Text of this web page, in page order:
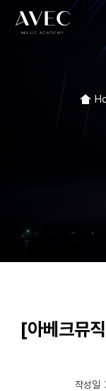
[아베크뮤
작성일